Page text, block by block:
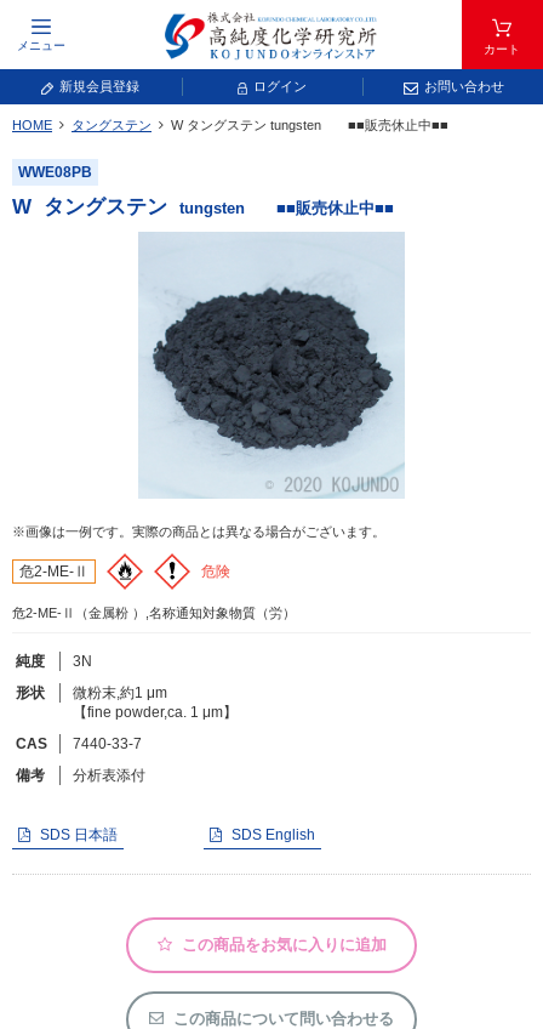
メニュー カート
新規会員登録 ログイン お問い合わせ
元素記号で検索する
元素周期表をタップすると、拡大表示されます。拡大した表から元素記号をタップ
し、一覧へ移動してください。
常温常圧で気体であり、弊社では取り扱いしておりません。
放射性元素または人工元素であり、弊社では取り扱いしておりません。
キーワードで検索する
フリーワードで検索
化学式で検索
和名・英名で検索
HOME タングステン W タングステン tungsten ■■販売休止中■■
WWE08PB
W タングステン tungsten ■■販売休止中■■
※画像は一例です。実際の商品とは異なる場合がございます。
危2-ME-Ⅱ 危険
危2-ME-Ⅱ（金属粉 ）,名称通知対象物質（労）
純度
3N
形状
微粉末,約1 μm
【fine powder,ca. 1 μm】
CAS
7440-33-7
備考
分析表添付
SDS 日本語 SDS English
この商品をお気に入りに追加
この商品について問い合わせる